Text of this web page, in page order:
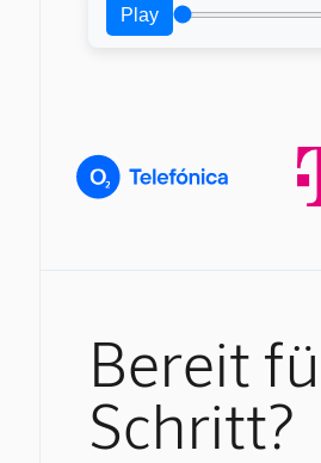
Play
Bereit
Schritt?